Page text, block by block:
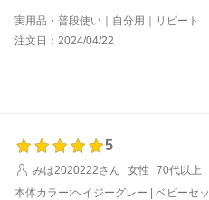
いつも気持ちの良いお買い物がで
いつも有難うございます。
実用品・普段使い｜自分用｜リピート
注文日：2024/04/22
5
みほ2020222さん
女性
70代以上
本体カラー:ヘイジーグレー | ベビーセ